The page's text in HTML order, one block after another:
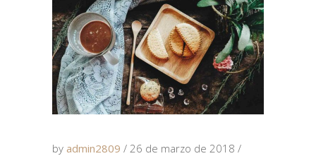
by admin2809
26 de marzo de 2018